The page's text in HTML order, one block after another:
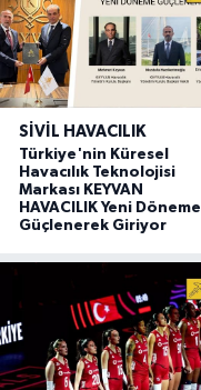
SIVIL HAVACILIK
Türkiye'nin Küresel
Havacılık Teknolojisi
Markası KEYVAN
HAVACILIK Yeni Döneme
Güçlenerek Giriyor